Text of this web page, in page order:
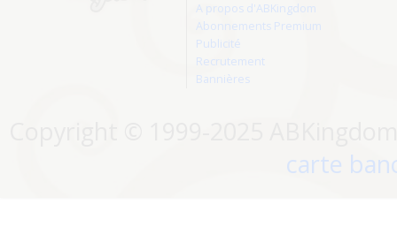
A propos d'ABKingdom
Abonnements Premium
Publicité
Recrutement
Bannières
carte